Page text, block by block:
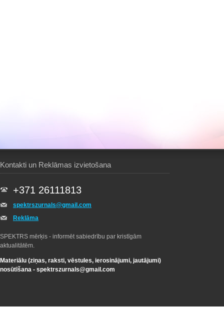
Kontakti un Reklāmas izvietošana
+371 26111813
spektrszurnals@gmail.com
Reklāma
SPEKTRS mērķis - informēt sabiedrību par kristīgām
aktualitātēm.
Materiālu (ziņas, raksti, vēstules, ierosinājumi, jautājumi)
nosūtīšana - spektrszurnals@gmail.com